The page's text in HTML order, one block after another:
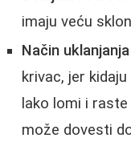
imaju veću
Način
krivac, jer
lako lomi i
može dovesti